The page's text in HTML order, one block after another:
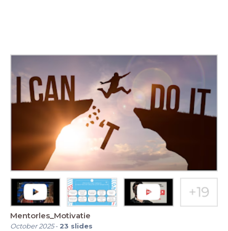
Mentorles_Motivatie
October 2025- 23 slides